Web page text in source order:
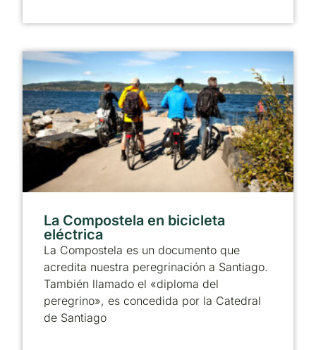
La Compostela en bicicleta
eléctrica
La Compostela es un documento que
acredita nuestra peregrinación a Santiago.
También llamado el «diploma del
peregrino», es concedida por la Catedral
de Santiago